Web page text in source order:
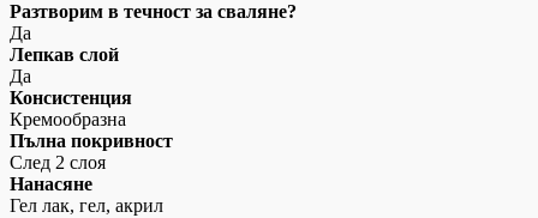
Разтворим в течност за сваляне?
Да
Лепкав слой
Да
Консистенция
Кремообразна
Пълна покривност
След 2 слоя
Нанасяне
Гел лак, гел, акрил